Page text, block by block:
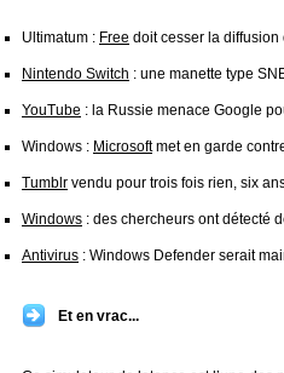
Ultimatum : Free doit cesser la diffusion
Nintendo Switch : une manette type
YouTube : la Russie menace Google
Windows : Microsoftmet en garde
Tumblr vendu pour trois fois rien, six
Windows : des chercheurs ont détecté
Antivirus : Windows Defender serait
Et en vrac...